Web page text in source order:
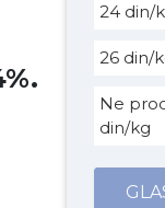
24 din/
26 din/
Ne
din/kg